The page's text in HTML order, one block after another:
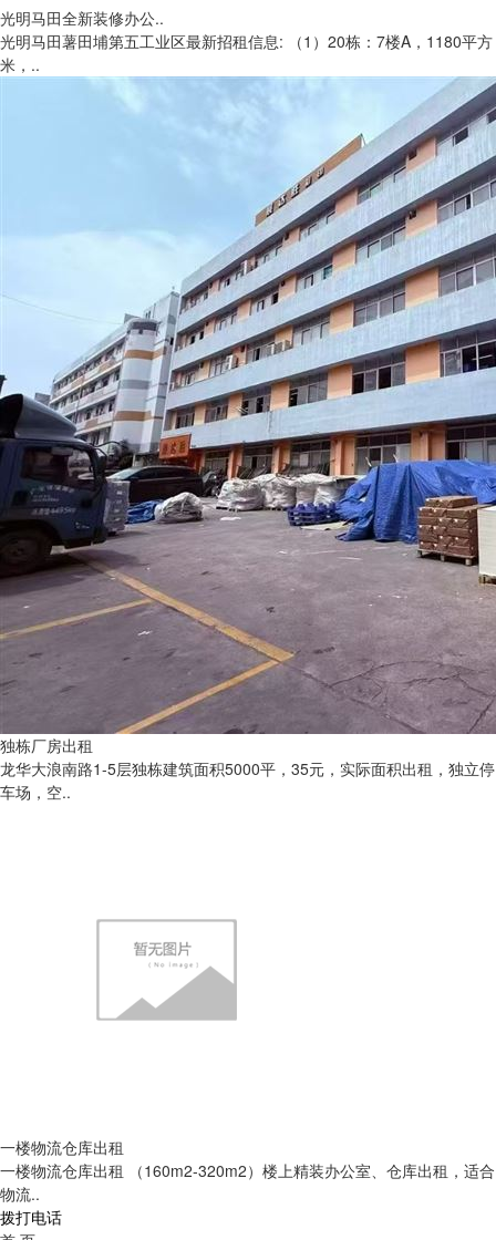
光明马田全新装修办公..
光明马田薯田埔第五工业区最新招租信息: （1）20栋：7楼A，1180平方
米，..
独栋厂房出租
龙华大浪南路1-5层独栋建筑面积5000平，35元，实际面积出租，独立停
车场，空..
一楼物流仓库出租
一楼物流仓库出租 （160m2-320m2）楼上精装办公室、仓库出租，适合
物流..
拨打电话